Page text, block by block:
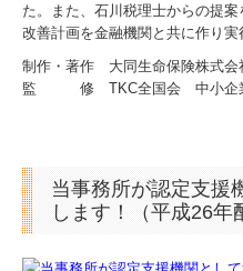
た。また、石川税理士からの提
改善計画を金融機関と共に作り実
制作・著作 大同生命保険株式会
監 修 TKC全国会 中小企業
当事務所が認定支援
します！（平成26年